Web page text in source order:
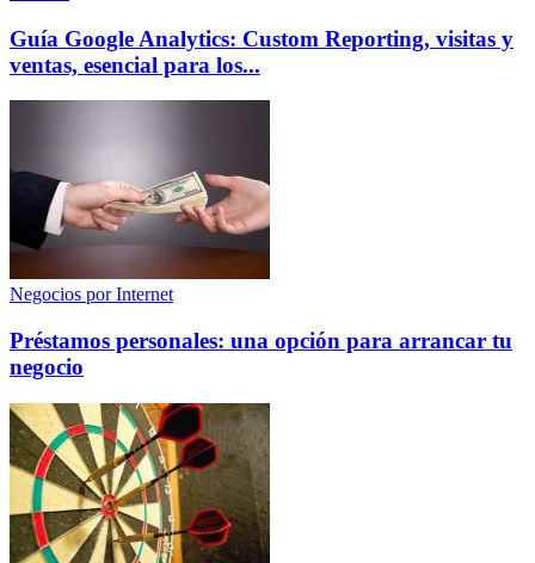
Guía Google Analytics: Custom Reporting, visitas y
ventas, esencial para los...
Negocios por Internet
Préstamos personales: una opción para arrancar tu
negocio